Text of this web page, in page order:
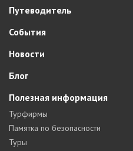
Путеводитель
События
Новости
Блог
Полезная информация
Турфирмы
Памятка по безопасности
Туры